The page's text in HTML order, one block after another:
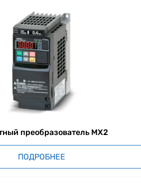
преобразователь MX2
ПОДРОБНЕЕ